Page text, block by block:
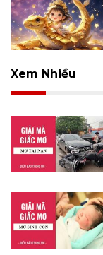
Xem Nhiều